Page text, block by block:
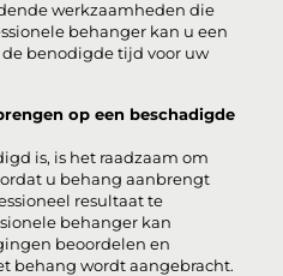
werkzaamheden die
behanger kan u een
benodigde tijd voor uw
op een beschadigde
is, is het raadzaam om
u behang aanbrengt
resultaat te
behanger kan
beoordelen en
behang wordt aangebracht.